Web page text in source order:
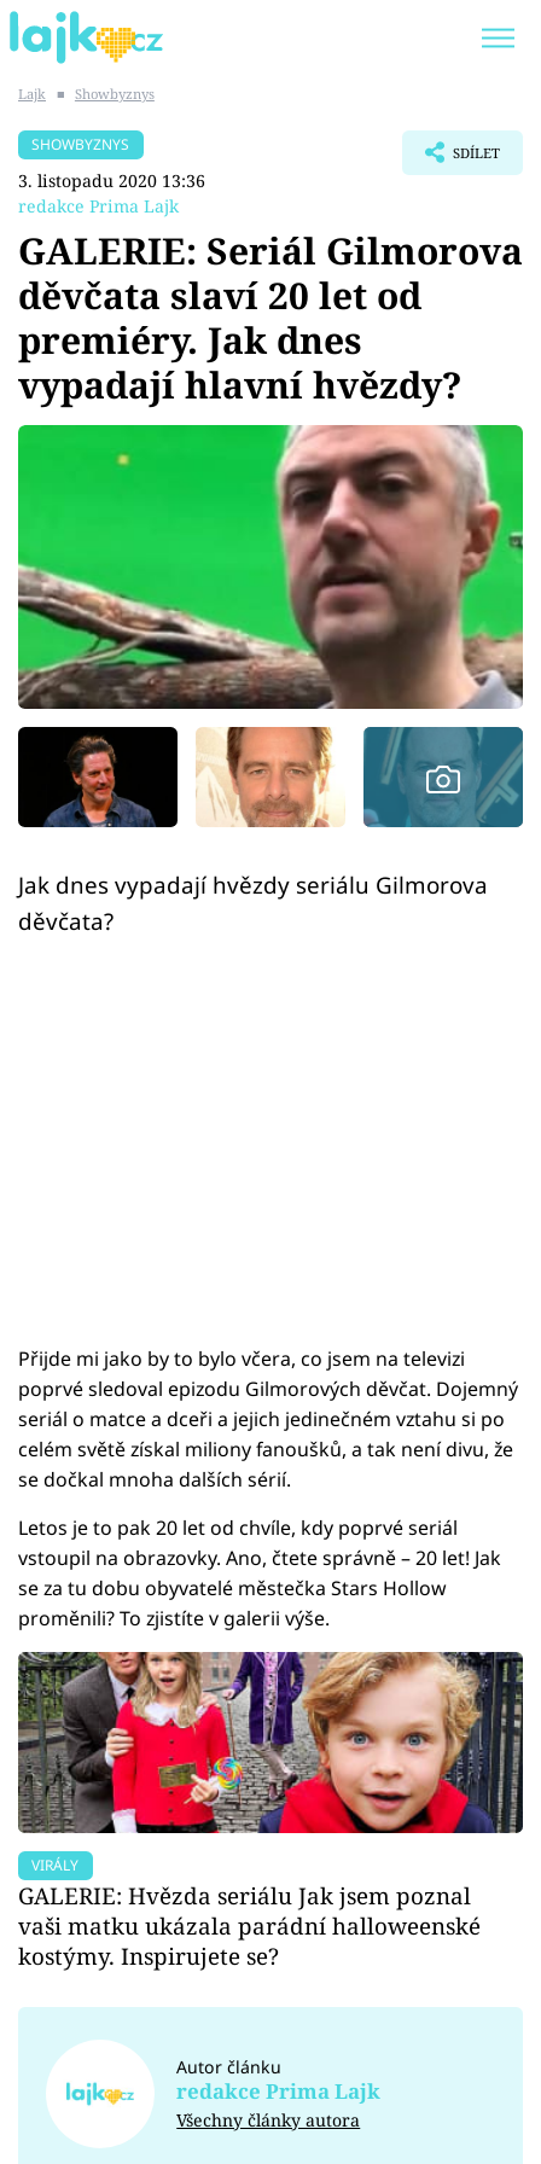
SHOPAHOLICADEL
Témata
Showbyznys
Youtubeři
Videa
Sledujte prima+
Přihlášení
Sledujte nás
Lajk ■ Showbyznys
SHOWBYZNYS
3. listopadu 2020 13:36
redakce Prima Lajk
SDÍLET
GALERIE: Seriál Gilmorova
děvčata slaví 20 let od
premiéry. Jak dnes
vypadají hlavní hvězdy?
Jak dnes vypadají hvězdy seriálu Gilmorova
děvčata?
Přijde mi jako by to bylo včera, co jsem na televizi
poprvé sledoval epizodu Gilmorových děvčat. Dojemný
seriál o matce a dceři a jejich jedinečném vztahu si po
celém světě získal miliony fanoušků, a tak není divu, že
se dočkal mnoha dalších sérií.
Letos je to pak 20 let od chvíle, kdy poprvé seriál
vstoupil na obrazovky. Ano, čtete správně – 20 let! Jak
se za tu dobu obyvatelé městečka Stars Hollow
proměnili? To zjistíte v galerii výše.
VIRÁLY
GALERIE: Hvězda seriálu Jak jsem poznal
vaši matku ukázala parádní halloweenské
kostýmy. Inspirujete se?
Autor článku
redakce Prima Lajk
Všechny články autora